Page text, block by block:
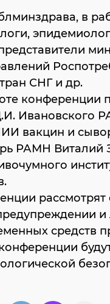
в
СНГ и др.
конференции
Ивановского
вакцин и
РАМН Виталий
средств